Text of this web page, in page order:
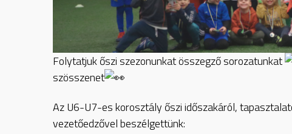
Folytatjuk őszi szezonunkat összegző sorozatunkat
szösszenet
Az U6-U7-es korosztály őszi időszakáról,
vezetőedzővel beszélgettünk: